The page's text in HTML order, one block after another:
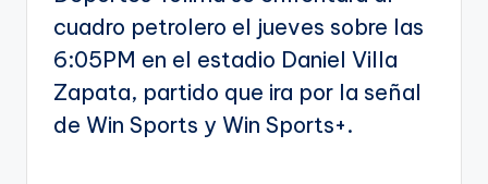
cuadro petrolero el jueves sobre las
6:05PM en el estadio Daniel Villa
Zapata, partido que ira por la señal
de Win Sports y Win Sports+.